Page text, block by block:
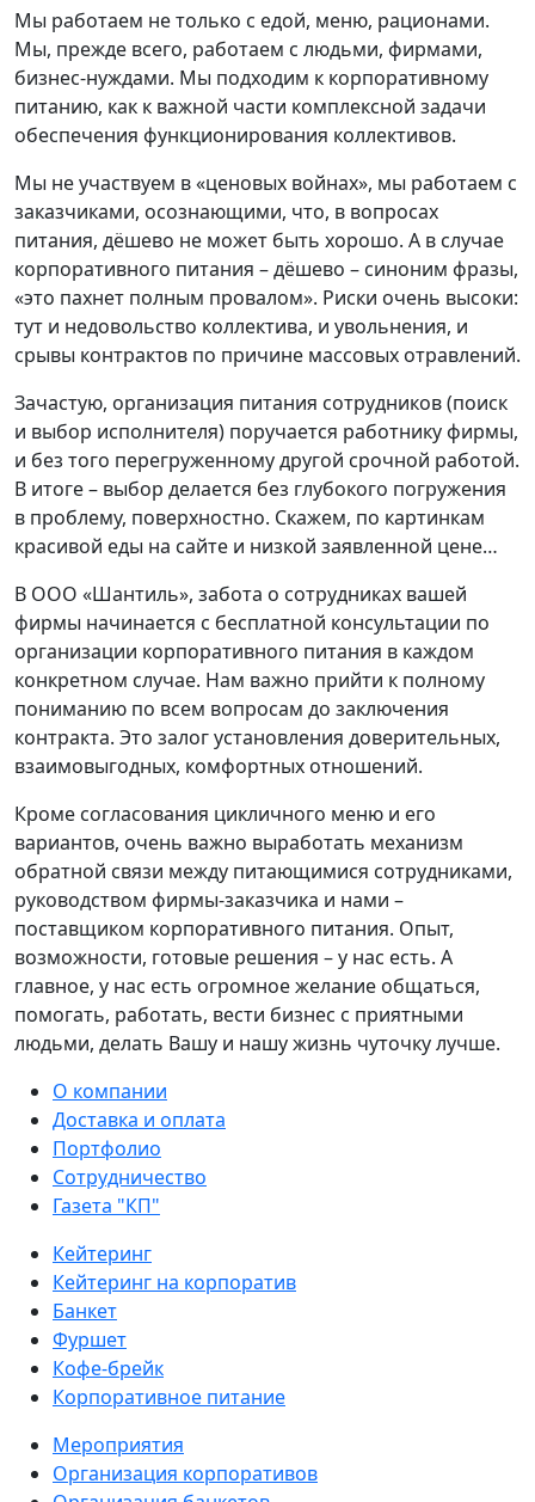
Мы работаем не только с едой, меню, рационами.
Мы, прежде всего, работаем с людьми, фирмами,
бизнес-нуждами. Мы подходим к корпоративному
питанию, как к важной части комплексной задачи
обеспечения функционирования коллективов.
Мы не участвуем в «ценовых войнах», мы работаем с
заказчиками, осознающими, что, в вопросах
питания, дёшево не может быть хорошо. А в случае
корпоративного питания – дёшево – синоним фразы,
«это пахнет полным провалом». Риски очень высоки:
тут и недовольство коллектива, и увольнения, и
срывы контрактов по причине массовых отравлений.
Зачастую, организация питания сотрудников (поиск
и выбор исполнителя) поручается работнику фирмы,
и без того перегруженному другой срочной работой.
В итоге – выбор делается без глубокого погружения
в проблему, поверхностно. Скажем, по картинкам
красивой еды на сайте и низкой заявленной цене…
В ООО «Шантиль», забота о сотрудниках вашей
фирмы начинается с бесплатной консультации по
организации корпоративного питания в каждом
конкретном случае. Нам важно прийти к полному
пониманию по всем вопросам до заключения
контракта. Это залог установления доверительных,
взаимовыгодных, комфортных отношений.
Кроме согласования цикличного меню и его
вариантов, очень важно выработать механизм
обратной связи между питающимися сотрудниками,
руководством фирмы-заказчика и нами –
поставщиком корпоративного питания. Опыт,
возможности, готовые решения – у нас есть. А
главное, у нас есть огромное желание общаться,
помогать, работать, вести бизнес с приятными
людьми, делать Вашу и нашу жизнь чуточку лучше.
О компании
Доставка и оплата
Портфолио
Сотрудничество
Газета "КП"
Кейтеринг
Кейтеринг на корпоратив
Банкет
Фуршет
Кофе-брейк
Корпоративное питание
Мероприятия
Организация корпоративов